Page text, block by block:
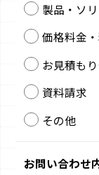
製品・ソ
価格料金
お見積も
資料請求
その他
お問い合わせ